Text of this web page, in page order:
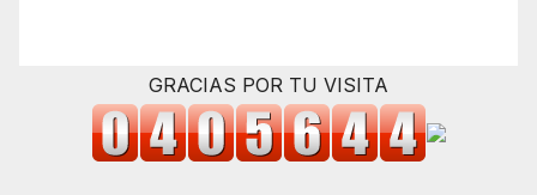
GRACIAS POR TU VISITA